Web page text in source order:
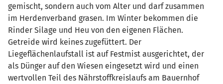
gemischt, sondern auch vom Alter und darf zusammen
im Herdenverband grasen. Im Winter bekommen die
Rinder Silage und Heu von den eigenen Flächen.
Getreide wird keines zugefüttert. Der
Liegeflächenlaufstall ist auf Festmist ausgerichtet, der
als Dünger auf den Wiesen eingesetzt wird und einen
wertvollen Teil des Nährstoffkreislaufs am Bauernhof